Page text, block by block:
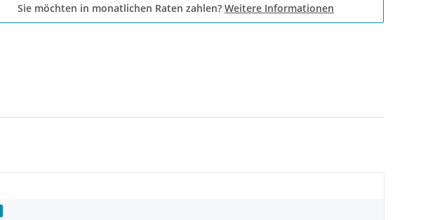
Sie möchten in monatlichen Raten zahlen? Weitere Informationen